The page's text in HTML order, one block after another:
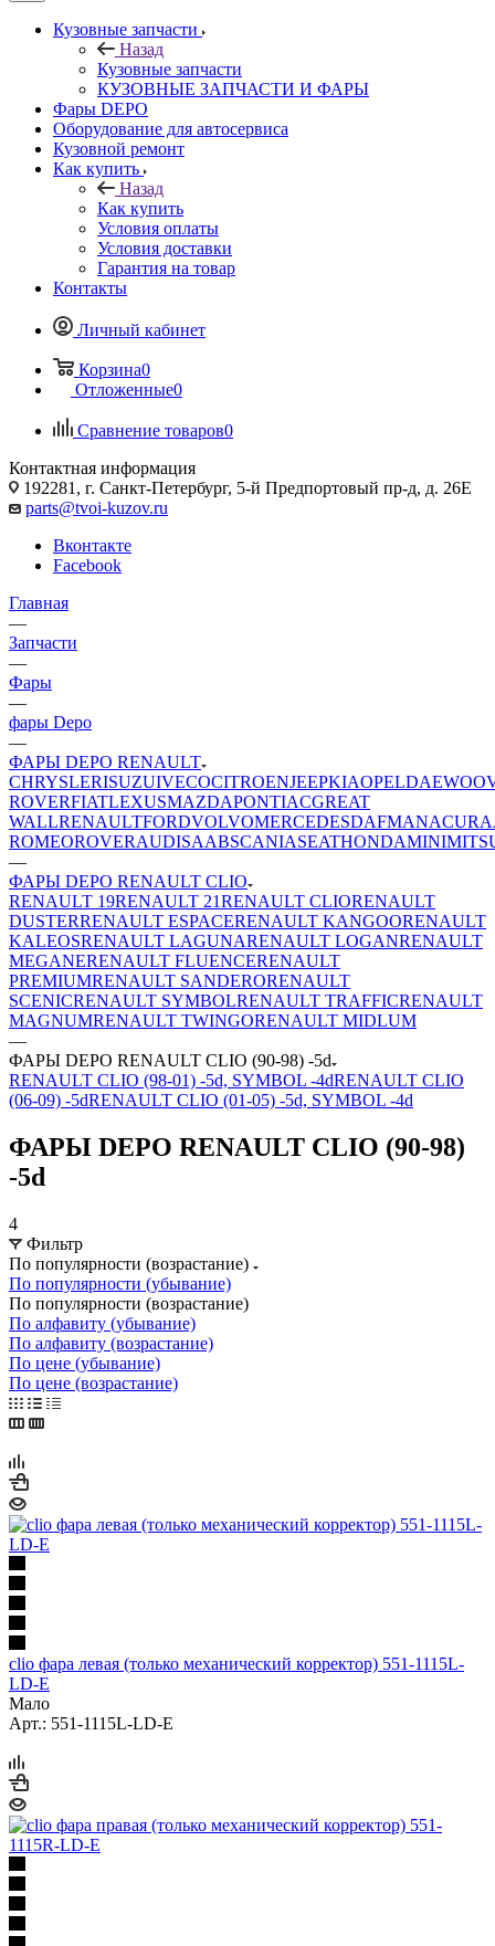
Кузовные запчасти
Назад
Кузовные запчасти
КУЗОВНЫЕ ЗАПЧАСТИ И ФАРЫ
Фары DEPO
Оборудование для автосервиса
Кузовной ремонт
Как купить
Назад
Как купить
Условия оплаты
Условия доставки
Гарантия на товар
Контакты
Личный кабинет
Корзина0
Отложенные0
Сравнение товаров0
Контактная информация
192281, г. Санкт-Петербург, 5-й Предпортовый пр-д, д. 26Е
parts@tvoi-kuzov.ru
Вконтакте
Facebook
Главная
—
Запчасти
—
Фары
—
фары Depo
—
ФАРЫ DEPO RENAULT
CHRYSLERISUZUIVECOCITROENJEEPKIAOPELDAEWOO
ROVERFIATLEXUSMAZDAPONTIACGREAT
WALLRENAULTFORDVOLVOMERCEDESDAFMANACURA
ROMEOROVERAUDISAABSCANIASEATHONDAMINI
—
ФАРЫ DEPO RENAULT CLIO
RENAULT 19RENAULT 21RENAULT CLIORENAULT
DUSTERRENAULT ESPACERENAULT KANGOORENAULT
KALEOSRENAULT LAGUNARENAULT LOGANRENAULT
MEGANERENAULT FLUENCERENAULT
PREMIUMRENAULT SANDERORENAULT
SCENICRENAULT SYMBOLRENAULT TRAFFICRENAULT
MAGNUMRENAULT TWINGORENAULT MIDLUM
—
ФАРЫ DEPO RENAULT CLIO (90-98) -5d
RENAULT CLIO (98-01) -5d, SYMBOL -4dRENAULT CLIO
(06-09) -5dRENAULT CLIO (01-05) -5d, SYMBOL -4d
ФАРЫ DEPO RENAULT CLIO (90-98)
-5d
4
Фильтр
По популярности (возрастание)
По популярности (убывание)
По популярности (возрастание)
По алфавиту (убывание)
По алфавиту (возрастание)
По цене (убывание)
По цене (возрастание)
clio фара левая (только механический корректор) 551-1115L-
LD-E
Мало
Арт.: 551-1115L-LD-E